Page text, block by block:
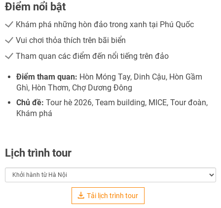
Điểm nổi bật
Khám phá những hòn đảo trong xanh tại Phú Quốc
Vui chơi thỏa thích trên bãi biển
Tham quan các điểm đến nổi tiếng trên đảo
Điểm tham quan: Hòn Móng Tay, Dinh Cậu, Hòn Gầm
Ghì, Hòn Thơm, Chợ Dương Đông
Chủ đề: Tour hè 2026, Team building, MICE, Tour đoàn,
Khám phá
Lịch trình tour
Tải lịch trình tour